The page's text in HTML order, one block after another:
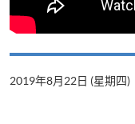
2019年8月22日 (星期四)